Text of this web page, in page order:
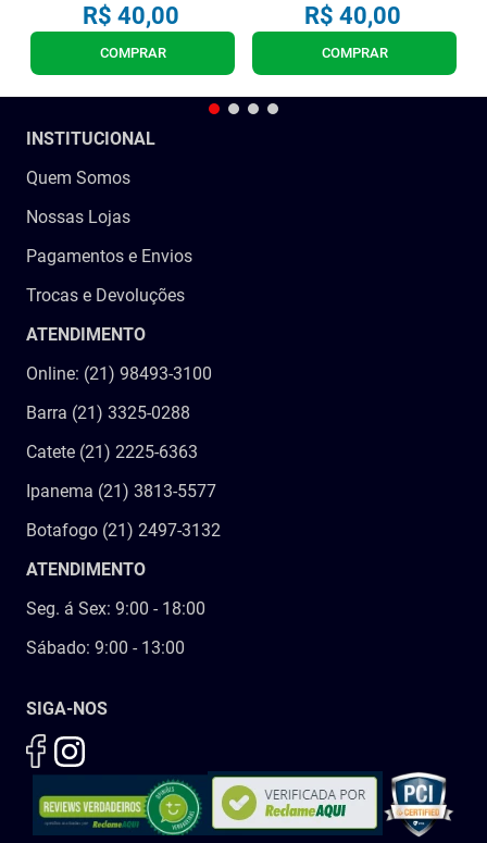
R$ 40,00
COMPRAR
R$ 40,00
COMPRAR
INSTITUCIONAL
Quem Somos
Nossas Lojas
Pagamentos e Envios
Trocas e Devoluções
ATENDIMENTO
Online: (21) 98493-3100
Barra (21) 3325-0288
Catete (21) 2225-6363
Ipanema (21) 3813-5577
Botafogo (21) 2497-3132
ATENDIMENTO
Seg. á Sex: 9:00 - 18:00
Sábado: 9:00 - 13:00
SIGA-NOS